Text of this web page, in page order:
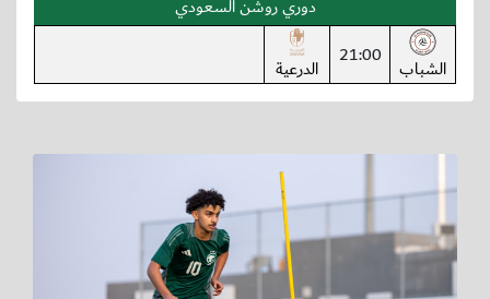
دوري روشن السعودي
الشباب 21:00 الدرعية